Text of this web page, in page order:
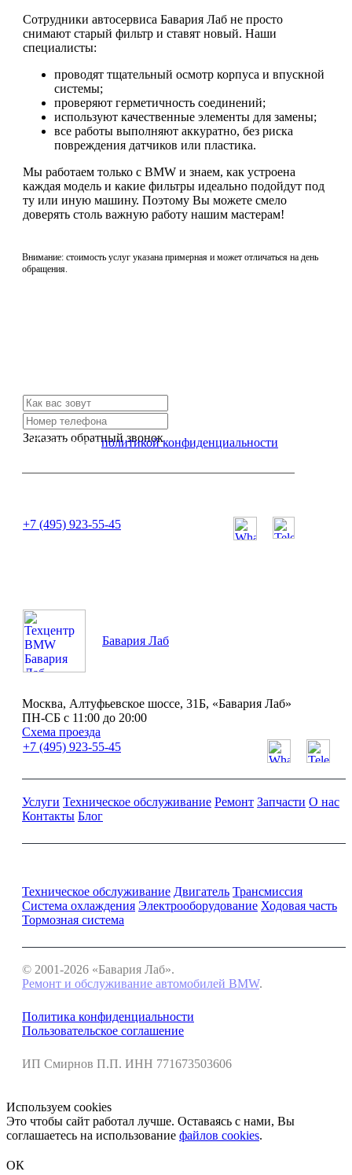
Сотрудники автосервиса Бавария Лаб не просто
снимают старый фильтр и ставят новый. Наши
специалисты:
проводят тщательный осмотр корпуса и впускной
системы;
проверяют герметичность соединений;
используют качественные элементы для замены;
все работы выполняют аккуратно, без риска
повреждения датчиков или пластика.
Мы работаем только с BMW и знаем, как устроена
каждая модель и какие фильтры идеально подойдут под
ту или иную машину. Поэтому Вы можете смело
доверять столь важную работу нашим мастерам!
Внимание: стоимость услуг указана примерная и может отличаться на день
обращения.
Заказать обратный звонок
Я согласен сполитикой конфиденциальности
+7 (495) 923-55-45
Бавария Лаб
Москва, Алтуфьевское шоссе, 31Б, «Бавария Лаб»
ПН-СБ с 11:00 до 20:00
Схема проезда
+7 (495) 923-55-45
Услуги Техническое обслуживание Ремонт Запчасти О нас
Контакты Блог
Техническое обслуживание Двигатель Трансмиссия
Система охлаждения Электрооборудование Ходовая часть
Тормозная система
© 2001-2026 «Бавария Лаб».
Ремонт и обслуживание автомобилей BMW.
Политика конфиденциальности
Пользовательское соглашение
ИП Смирнов П.П. ИНН 771673503606
Используем cookies
Это чтобы сайт работал лучше. Оставаясь с нами, Вы
соглашаетесь на использование файлов cookies.
ОК